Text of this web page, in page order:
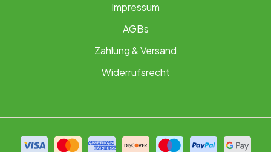
Impressum
AGBs
Zahlung & Versand
Widerrufsrecht